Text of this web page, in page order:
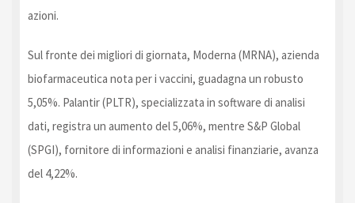
azioni.
Sul fronte dei migliori di giornata, Moderna (MRNA), azienda
biofarmaceutica nota per i vaccini, guadagna un robusto
5,05%. Palantir (PLTR), specializzata in software di analisi
dati, registra un aumento del 5,06%, mentre S&P Global
(SPGI), fornitore di informazioni e analisi finanziarie, avanza
del 4,22%.